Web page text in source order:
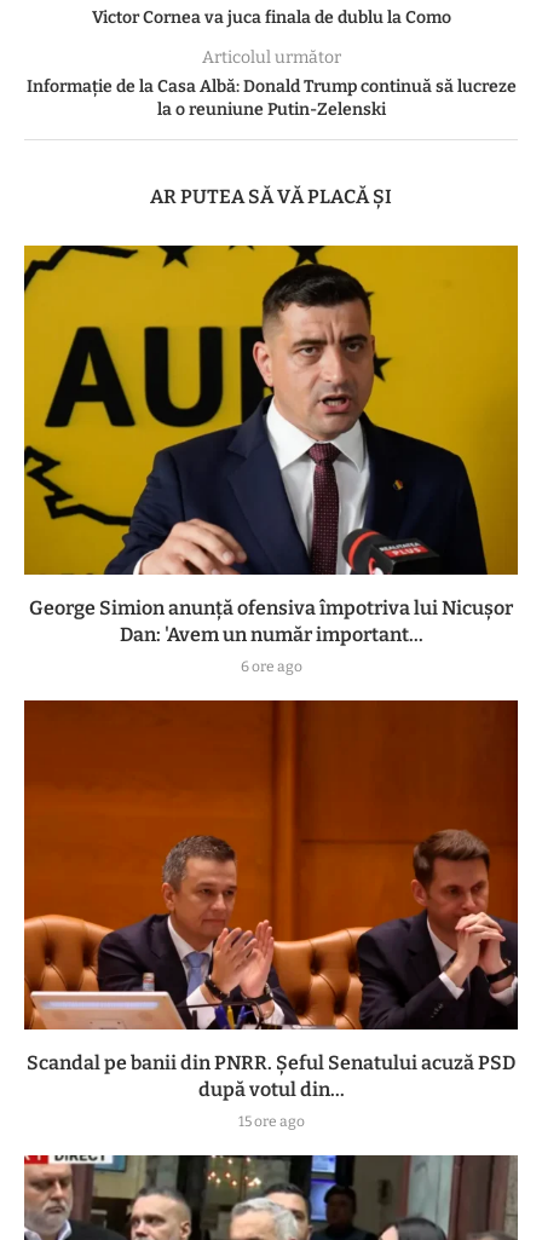
Victor Cornea va juca finala de dublu la Como
Articolul următor
Informație de la Casa Albă: Donald Trump continuă să lucreze
la o reuniune Putin-Zelenski
AR PUTEA SĂ VĂ PLACĂ ȘI
George Simion anunță ofensiva împotriva lui Nicușor
Dan: 'Avem un număr important...
6 ore ago
Scandal pe banii din PNRR. Șeful Senatului acuză PSD
după votul din...
15 ore ago